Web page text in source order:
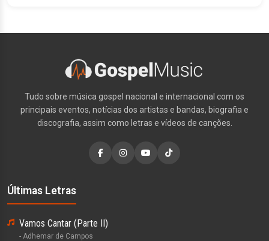
Tudo sobre música gospel nacional e internacional com os
principais eventos, notícias dos artistas e bandas, biografia e
discografia, assim como letras e vídeos de canções.
Últimas Letras
Vamos Cantar (Parte II)
- Adhemar de Campos